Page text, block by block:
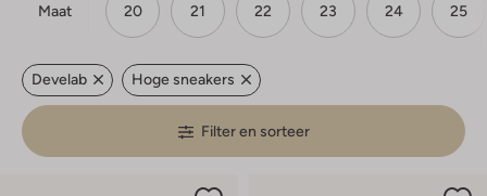
Maat 20 21 22 23 24 25
Develab Hoge sneakers
Filter en sorteer